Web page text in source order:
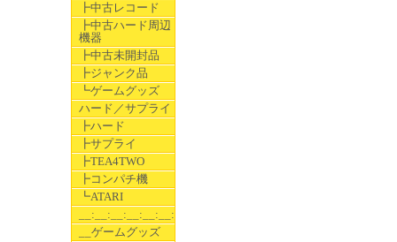
┣中古レコード
┣中古ハード周辺
機器
┣中古未開封品
┣ジャンク品
┗ゲームグッズ
ハード／サプライ
┣ハード
┣サプライ
┣TEA4TWO
┣コンパチ機
┗ATARI
__:__:__:__:__:__:__
__ゲームグッズ